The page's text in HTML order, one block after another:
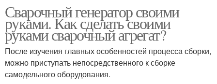
Сварочный генератор своими
руками. Как сделать своими
руками сварочный агрегат?
После изучения главных особенностей процесса сборки,
можно приступать непосредственного к сборке
самодельного оборудования.